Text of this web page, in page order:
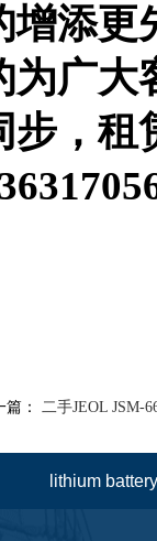
增添更
为广大
步，租
篇： 二手JEOL JSM-
lithium